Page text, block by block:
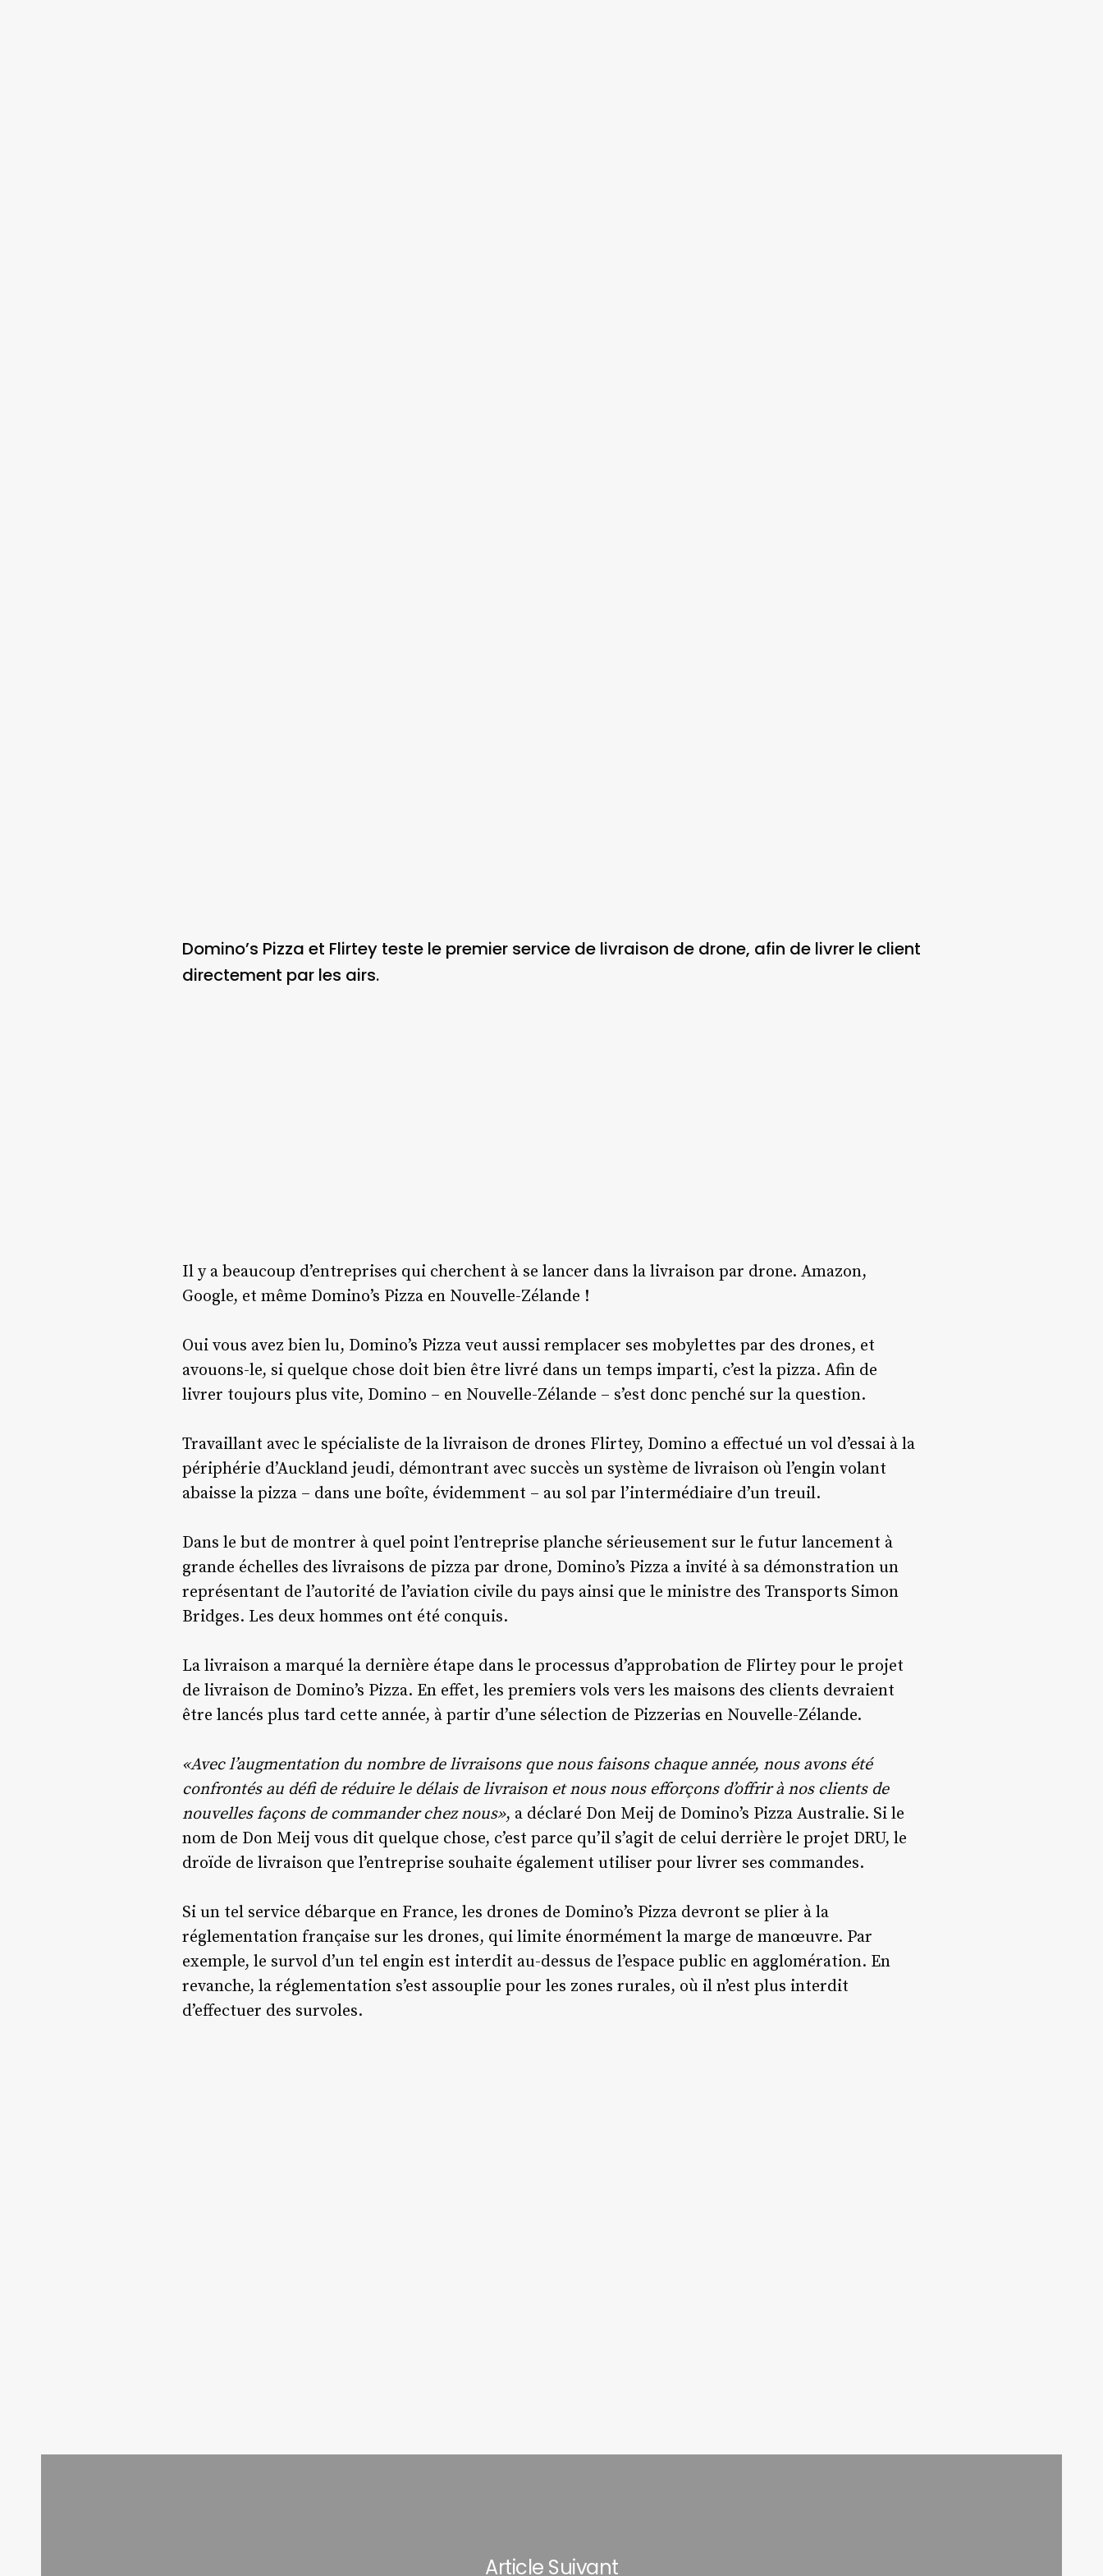
Domino’s Pizza et Flirtey teste le premier service de livraison de drone, afin de livrer le client
directement par les airs.
Il y a beaucoup d’entreprises qui cherchent à se lancer dans la livraison par drone. Amazon,
Google, et même Domino’s Pizza en Nouvelle-Zélande !
Oui vous avez bien lu, Domino’s Pizza veut aussi remplacer ses mobylettes par des drones, et
avouons-le, si quelque chose doit bien être livré dans un temps imparti, c’est la pizza. Afin de
livrer toujours plus vite, Domino – en Nouvelle-Zélande – s’est donc penché sur la question.
Travaillant avec le spécialiste de la livraison de drones Flirtey, Domino a effectué un vol d’essai à la
périphérie d’Auckland jeudi, démontrant avec succès un système de livraison où l’engin volant
abaisse la pizza – dans une boîte, évidemment – au sol par l’intermédiaire d’un treuil.
Dans le but de montrer à quel point l’entreprise planche sérieusement sur le futur lancement à
grande échelles des livraisons de pizza par drone, Domino’s Pizza a invité à sa démonstration un
représentant de l’autorité de l’aviation civile du pays ainsi que le ministre des Transports Simon
Bridges. Les deux hommes ont été conquis.
La livraison a marqué la dernière étape dans le processus d’approbation de Flirtey pour le projet
de livraison de Domino’s Pizza. En effet, les premiers vols vers les maisons des clients devraient
être lancés plus tard cette année, à partir d’une sélection de Pizzerias en Nouvelle-Zélande.
«Avec l’augmentation du nombre de livraisons que nous faisons chaque année, nous avons été
confrontés au défi de réduire le délais de livraison et nous nous efforçons d’offrir à nos clients de
nouvelles façons de commander chez nous», a déclaré Don Meij de Domino’s Pizza Australie. Si le
nom de Don Meij vous dit quelque chose, c’est parce qu’il s’agit de celui derrière le projet DRU, le
droïde de livraison que l’entreprise souhaite également utiliser pour livrer ses commandes.
Si un tel service débarque en France, les drones de Domino’s Pizza devront se plier à la
réglementation française sur les drones, qui limite énormément la marge de manœuvre. Par
exemple, le survol d’un tel engin est interdit au-dessus de l’espace public en agglomération. En
revanche, la réglementation s’est assouplie pour les zones rurales, où il n’est plus interdit
d’effectuer des survoles.
Article Suivant